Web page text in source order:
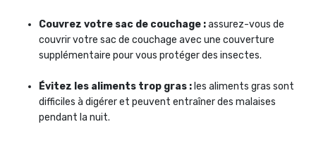
Couvrez votre sac de couchage :assurez-vous de
couvrir votre sac de couchage avec une couverture
supplémentaire pour vous protéger des insectes.
Évitez les aliments trop gras : les aliments gras sont
difficiles à digérer et peuvent entraîner des malaises
pendant la nuit.